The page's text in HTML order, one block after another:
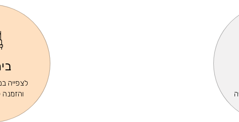
לצפייה